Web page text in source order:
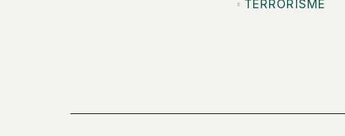
TERRORISME